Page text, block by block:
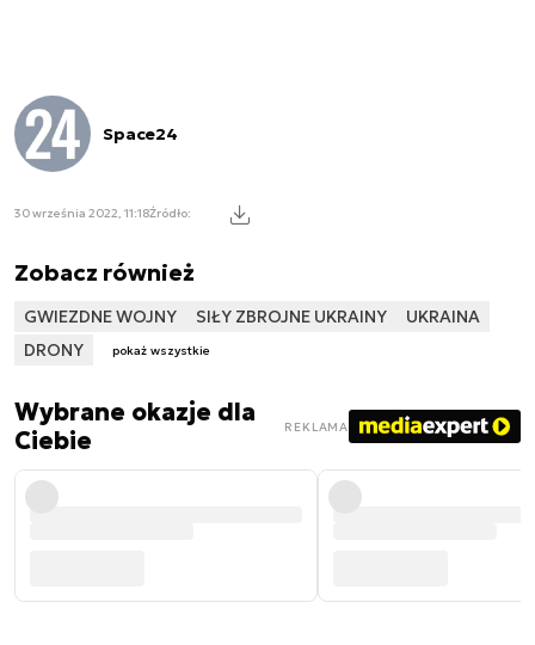
Space24
30 września 2022, 11:18Źródło:
Zobacz również
GWIEZDNE WOJNY SIŁY ZBROJNE UKRAINY
UKRAINA
DRONY
pokaż wszystkie
Wybrane okazje dla
Ciebie
REKLAMA